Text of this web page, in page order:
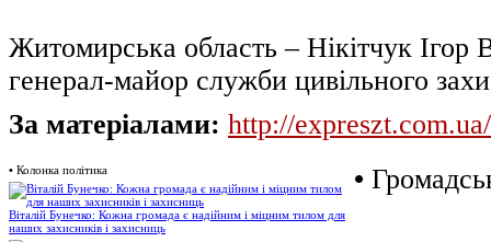
Житомирська область – Нікітчук Ігор
генерал-майор служби цивільного
За матеріалами: http://expreszt.com.ua/
• Колонка політика
Віталій Бунечко: Кожна громада є надійним і міцним тилом для
наших захисників і захисниць
•